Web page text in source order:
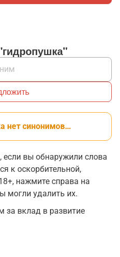
нет синонимов…
вы обнаружили слова
к оскорбительной,
нажмите справа на
могли удалить их.
вклад в развитие